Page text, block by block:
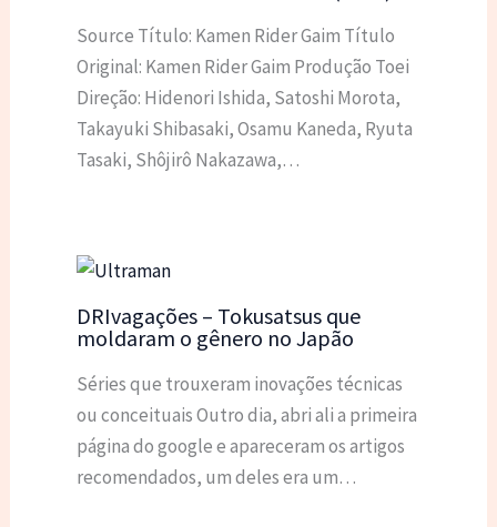
Source Título: Kamen Rider Gaim Título
Original: Kamen Rider Gaim Produção Toei
Direção: Hidenori Ishida, Satoshi Morota,
Takayuki Shibasaki, Osamu Kaneda, Ryuta
Tasaki, Shôjirô Nakazawa,…
DRIvagações – Tokusatsus que
moldaram o gênero no Japão
Séries que trouxeram inovações técnicas
ou conceituais Outro dia, abri ali a primeira
página do google e apareceram os artigos
recomendados, um deles era um…